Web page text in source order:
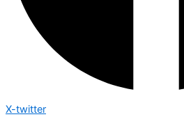
X-twitter